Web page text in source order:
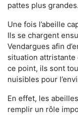
pattes plus grandes.
Une fois l’abeille
Ils se chargent
Vendargues afin
situation attristante
ce point, ils sont
nuisibles pour
En effet, les
remplir un rôle